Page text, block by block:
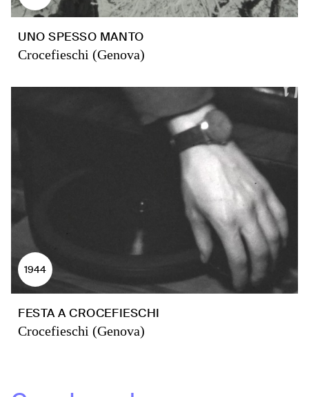
UNO SPESSO MANTO
Crocefieschi (Genova)
1944
FESTA A CROCEFIESCHI
Crocefieschi (Genova)